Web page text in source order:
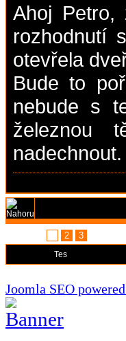
Ahoj Petro,
rozhodnutí
otevřela
Bude to
nebude s
železnou
2 3
Tes
Joomla SEO